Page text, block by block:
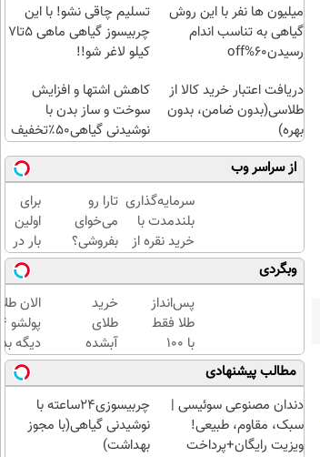
میلیون ها نفر با این روش
گیاهی به تناسب اندام
رسیدن60%off
تسلیم چاقی نشو! با این
چربیسوز گیاهی ماهی 5تا7
کیلو لاغر شو!!
دریافت اعتبار خرید کالا از
طلاسی(بدون ضامن، بدون
بهره)
کاهش اشتها و افزایش
سوخت و ساز بدن با
نوشیدنی گیاهی۵۰٪تخفیف
از سراسر وب
سرمایه‌گذاری
بلندمدت با
خرید نقره از
دیجی‌کالا
تارا رو
می‌خوای
بفروشی؟
با
خودرو۴۵
یک‌روزه
بفروشش
برای
اولین
بار در
ایران
🇮🇷
این
دکتر
کرم
ترمیم
کننده
23
روزه
وبگردی
پس‌انداز
طلا فقط
با ۱۰۰
هزارتومان
(امن و
راحت)
خرید
طلای
آبشده
حتی با
۱۰۰هزارتومان
الان
دیگه
طلا با
بی‌بهره
مطالب پیشنهادی
دندان مصنوعی سوئیسی |
سبک، مقاوم، طبیعی!
ویزیت رایگان+پرداخت
چربیسوزی24ساعته با
نوشیدنی گیاهی(با مجوز
بهداشت)